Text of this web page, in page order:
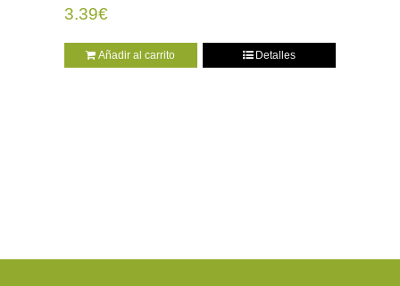
3.39€
Añadir al carrito Detalles